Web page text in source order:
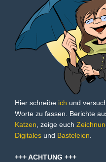
Hier schreibe ich und
Worte zu fassen. Berichte
Katzen , zeige euch
Digitales und Basteleien
+++ ACHTUNG +++